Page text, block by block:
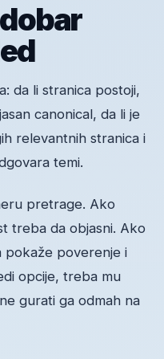
da li stranica postoji,
canonical, da li je
relevantnih stranica i
temi.
pretrage. Ako
treba da objasni. Ako
pokaže poverenje i
opcije, treba mu
gurati ga odmah na